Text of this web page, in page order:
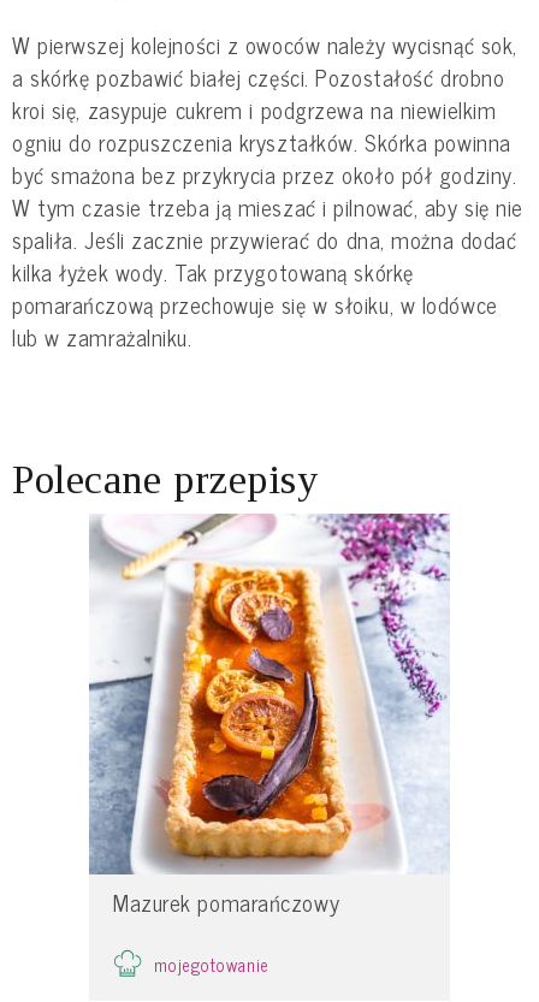
W pierwszej kolejności z owoców należy wycisnąć sok,
a skórkę pozbawić białej części. Pozostałość drobno
kroi się, zasypuje cukrem i podgrzewa na niewielkim
ogniu do rozpuszczenia kryształków. Skórka powinna
być smażona bez przykrycia przez około pół godziny.
W tym czasie trzeba ją mieszać i pilnować, aby się nie
spaliła. Jeśli zacznie przywierać do dna, można dodać
kilka łyżek wody. Tak przygotowaną skórkę
pomarańczową przechowuje się w słoiku, w lodówce
lub w zamrażalniku.
Polecane przepisy
Mazurek pomarańczowy
mojegotowanie